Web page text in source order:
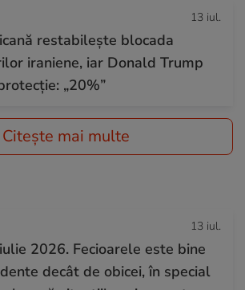
13 iul.
restabilește blocada
iraniene, iar Donald Trump
„20%”
Citește mai multe
13 iul.
2026. Fecioarele este bine
decât de obicei, în special